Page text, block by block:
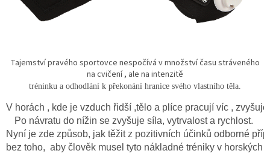
Tajemství pravého sportovce nespočívá v množství času stráveného
na cvičení , ale na intenzitě
tréninku a odhodlání k překonání hranice svého vlastního těla.
V horách , kde je vzduch řidší ,tělo a plíce pracují víc ,
Po návratu do nížin se zvyšuje síla, vytrvalost a rychlost.
Nyní je zde způsob, jak těžit z pozitivních účinků odborné
bez toho, aby člověk musel tyto nákladné tréniky v horských